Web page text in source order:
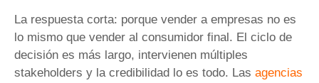
La respuesta corta: porque vender a empresas no es
lo mismo que vender al consumidor final. El ciclo de
decisión es más largo, intervienen múltiples
stakeholders y la credibilidad lo es todo. Las agencias